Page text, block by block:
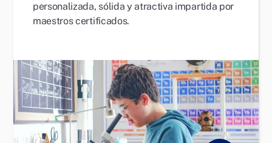
personalizada, sólida y atractiva impartida por
maestros certificados.